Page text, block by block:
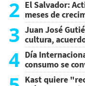
2 El Salvador:
meses de
3 Juan José
cultura,
4 Día
consumo se
Kast quiere